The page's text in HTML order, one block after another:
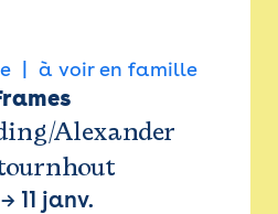
à voir en famille
Alexander
11 janv.